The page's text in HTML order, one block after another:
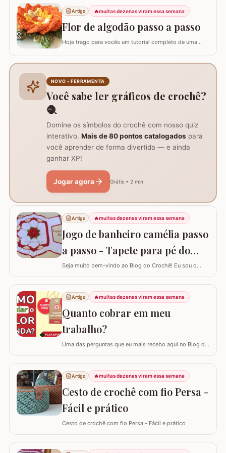
8 pétalas, garantindo um formato mais cheio e
arredondado, ideal para tapetes, mantas e…
Artigo 🔥muitas dezenas viram essa semana
Flor de algodão passo a passo
Hoje trago para vocês um tutorial completo de uma
seu trabalho manual, seja em colchas, caminhos de
mesa ou tapetes. Vamos aprender com…
NOVO • FERRAMENTA
Você sabe ler gráficos de crochê?
🧶
Domine os símbolos do crochê com nosso quiz
interativo. Mais de 80 pontos catalogados para
você aprender de forma divertida — e ainda
ganhar XP!
Jogar agora Grátis • 2 min
Artigo 🔥muitas dezenas viram essa semana
Jogo de banheiro camélia passo
a passo - Tapete para pé do
vaso
Seja muito bem-vindo ao Blog do Crochê! Eu sou o
tapete camélia para o pé do vaso sanitário. Este passo
a passo foi elaborado com muito carinho para que você
complete seu jogo de banheiro com perfeição. É uma
peça com encaixe preciso e um…
Artigo 🔥muitas dezenas viram essa semana
Quanto cobrar em meu
trabalho?
Uma das perguntas que eu mais recebo aqui no Blog do
quem já tem estrada, é: "Samuel, quanto eu devo cobrar
pelas minhas peças?". Eu sei que muitas vezes o medo
de cobrar o valor justo e não vender fala mais alto, mas
hoje eu quero te ajudar a mudar…
Artigo 🔥muitas dezenas viram essa semana
Cesto de crochê com fio Persa -
Fácil e prático
Cesto de crochê com fio Persa - Fácil e prático